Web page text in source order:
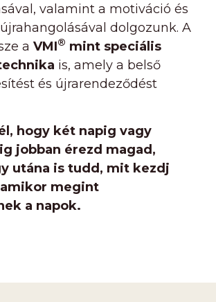
valamint a motiváció és
dolgozunk. A
a VMI® mint speciális
is, amely a belső
és újrarendeződést
hogy két napig vagy
jobban érezd magad,
utána is tudd, mit kezdj
megint
a napok.